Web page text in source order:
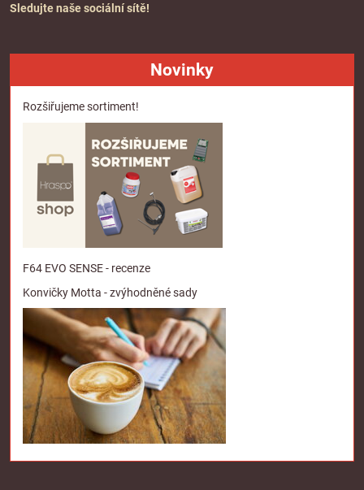
Sledujte naše sociální sítě!
Novinky
Rozšiřujeme sortiment!
F64 EVO SENSE - recenze
Konvičky Motta - zvýhodněné sady